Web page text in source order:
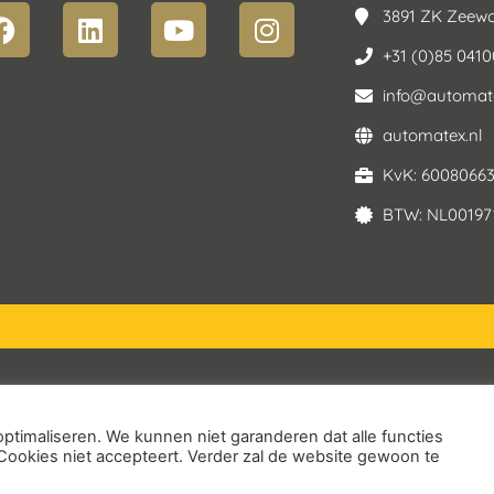
3891 ZK
+31 (0)85
automatex.nl
KvK: 60080663
BTW:
We kunnen niet garanderen dat alle functies
niet accepteert. Verder zal de website gewoon te